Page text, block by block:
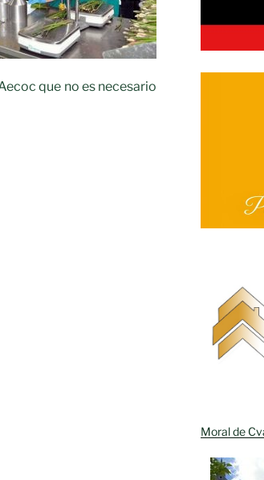
que no es necesario
Moral de